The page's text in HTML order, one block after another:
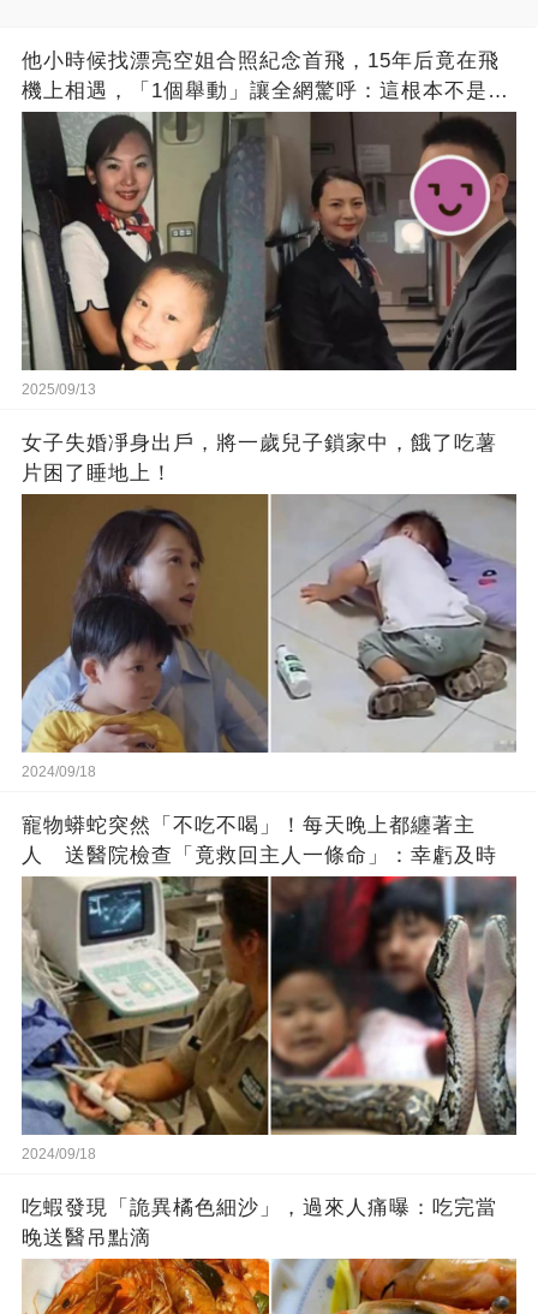
他小時候找漂亮空姐合照紀念首飛，15年后竟在飛
機上相遇，「1個舉動」讓全網驚呼：這根本不是巧
合！
2025/09/13
女子失婚凈身出戶，將一歲兒子鎖家中，餓了吃薯
片困了睡地上！
2024/09/18
寵物蟒蛇突然「不吃不喝」！每天晚上都纏著主
人 送醫院檢查「竟救回主人一條命」：幸虧及時
2024/09/18
吃蝦發現「詭異橘色細沙」，過來人痛曝：吃完當
晚送醫吊點滴